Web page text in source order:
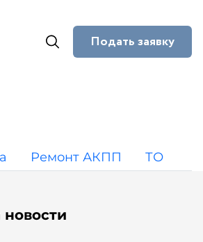
Подать заявку
Ремонт АКПП ТО